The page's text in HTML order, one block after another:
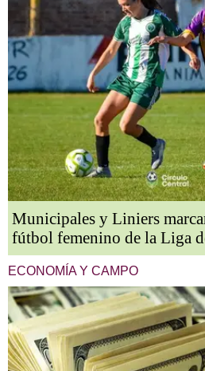
Municipales y Liniers
fútbol femenino de la Liga
ECONOMÍA Y CAMPO